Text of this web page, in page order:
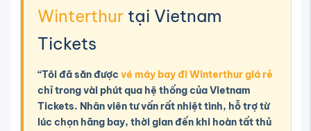
Winterthurtại Vietnam
Tickets
“Tôi đã săn được vé máy bay đi Winterthur giá rẻ
chỉ trong vài phút qua hệ thống của Vietnam
Tickets. Nhân viên tư vấn rất nhiệt tình, hỗ trợ từ
lúc chọn hãng bay, thời gian đến khi hoàn tất thủ